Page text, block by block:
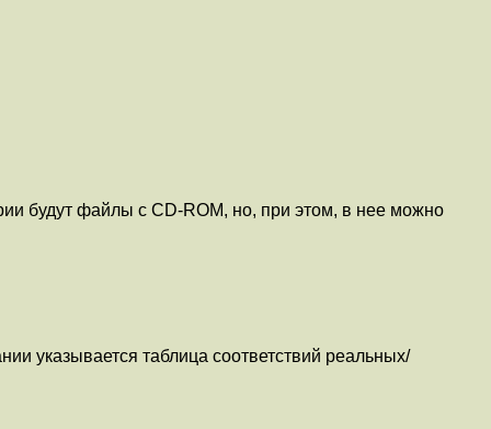
будут файлы с CD-ROM, но, при этом, в нее можно
указывается таблица соответствий реальных/